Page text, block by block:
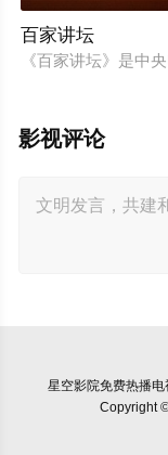
百家讲坛
《百家讲坛》是中
影视评论
星空影院免费热播
Copyright